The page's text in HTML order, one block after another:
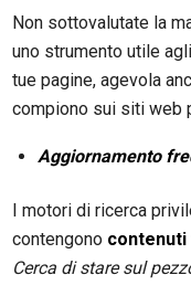
Non sottovalutate la
uno strumento utile
tue pagine, agevola
compiono sui siti web
Aggiornamento
I motori di ricerca
contengono
Cerca di stare sul